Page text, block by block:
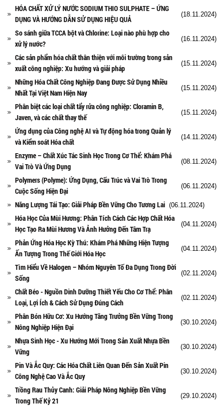
HÓA CHẤT XỬ LÝ NƯỚC SODIUM THIO SULPHATE – ỨNG
DỤNG VÀ HƯỚNG DẪN SỬ DỤNG HIỆU QUẢ
(18.11.2024)
So sánh giữa TCCA bột và Chlorine: Loại nào phù hợp cho
xử lý nước?
(16.11.2024)
Các sản phẩm hóa chất thân thiện với môi trường trong sản
xuất công nghiệp: Xu hướng và giải pháp
(15.11.2024)
Những Hóa Chất Công Nghiệp Đang Được Sử Dụng Nhiều
Nhất Tại Việt Nam Hiện Nay
(15.11.2024)
Phân biệt các loại chất tẩy rửa công nghiệp: Cloramin B,
Javen, và các chất thay thế
(15.11.2024)
Ứng dụng của Công nghệ AI và Tự động hóa trong Quản lý
và Kiểm soát Hóa chất
(14.11.2024)
Enzyme – Chất Xúc Tác Sinh Học Trong Cơ Thể: Khám Phá
Vai Trò Và Ứng Dụng
(08.11.2024)
Polymers (Polyme): Ứng Dụng, Cấu Trúc và Vai Trò Trong
Cuộc Sống Hiện Đại
(06.11.2024)
Năng Lượng Tái Tạo: Giải Pháp Bền Vững Cho Tương Lai (06.11.2024)
Hóa Học Của Mùi Hương: Phân Tích Cách Các Hợp Chất Hóa
Học Tạo Ra Mùi Hương Và Ảnh Hưởng Đến Tâm Trạ
(04.11.2024)
Phản Ứng Hóa Học Kỳ Thú: Khám Phá Những Hiện Tượng
Ấn Tượng Trong Thế Giới Hóa Học
(04.11.2024)
Tìm Hiểu Về Halogen – Nhóm Nguyên Tố Đa Dụng Trong Đời
Sống
(02.11.2024)
Chất Béo - Nguồn Dinh Dưỡng Thiết Yếu Cho Cơ Thể: Phân
Loại, Lợi Ích & Cách Sử Dụng Đúng Cách
(02.11.2024)
Phân Bón Hữu Cơ: Xu Hướng Tăng Trưởng Bền Vững Trong
Nông Nghiệp Hiện Đại
(30.10.2024)
Nhựa Sinh Học - Xu Hướng Mới Trong Sản Xuất Nhựa Bền
Vững
(30.10.2024)
Pin Và Ắc Quy: Các Hóa Chất Liên Quan Đến Sản Xuất Pin
Công Nghệ Cao Và Ắc Quy
(30.10.2024)
Trồng Rau Thủy Canh: Giải Pháp Nông Nghiệp Bền Vững
Trong Thế Kỷ 21
(29.10.2024)